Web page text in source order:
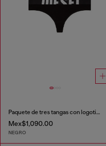
Paquete de tres tangas con logotipo recortado
Mex$1,090.00
NEGRO